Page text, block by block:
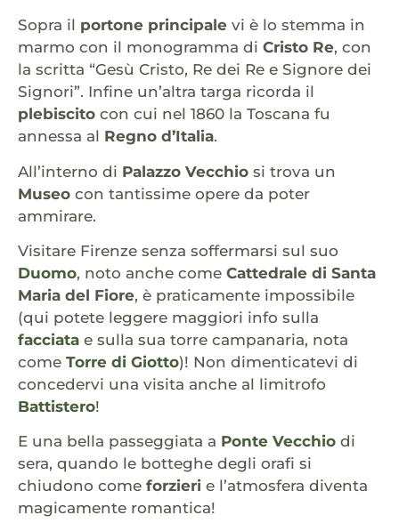
Sopra il portone principale vi è lo stemma in
marmo con il monogramma di Cristo Re, con
la scritta “Gesù Cristo, Re dei Re e Signore dei
Signori”. Infine un’altra targa ricorda il
plebiscito con cui nel 1860 la Toscana fu
annessa al Regno d’Italia.
All’interno di Palazzo Vecchio si trova un
Museo con tantissime opere da poter
ammirare.
Visitare Firenze senza soffermarsi sul suo
Duomo, noto anche come Cattedrale di Santa
Maria del Fiore, è praticamente impossibile
(qui potete leggere maggiori info sulla
facciata e sulla sua torre campanaria, nota
come Torre di Giotto)! Non dimenticatevi di
concedervi una visita anche al limitrofo
Battistero!
E una bella passeggiata a Ponte Vecchio di
sera, quando le botteghe degli orafi si
chiudono come forzieri e l’atmosfera diventa
magicamente romantica!